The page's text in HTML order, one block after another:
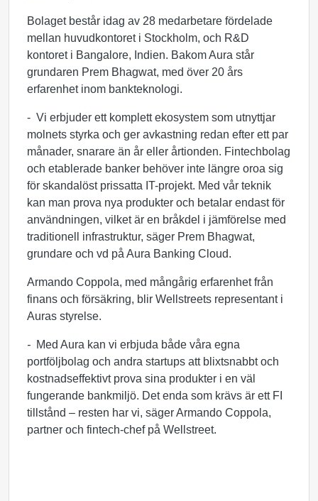
Bolaget består idag av 28 medarbetare fördelade
mellan huvudkontoret i Stockholm, och R&D
kontoret i Bangalore, Indien. Bakom Aura står
grundaren Prem Bhagwat, med över 20 års
erfarenhet inom bankteknologi.
- Vi erbjuder ett komplett ekosystem som utnyttjar
molnets styrka och ger avkastning redan efter ett par
månader, snarare än år eller årtionden. Fintechbolag
och etablerade banker behöver inte längre oroa sig
för skandalöst prissatta IT-projekt. Med vår teknik
kan man prova nya produkter och betalar endast för
användningen, vilket är en bråkdel i jämförelse med
traditionell infrastruktur, säger Prem Bhagwat,
grundare och vd på Aura Banking Cloud.
Armando Coppola, med mångårig erfarenhet från
finans och försäkring, blir Wellstreets representant i
Auras styrelse.
- Med Aura kan vi erbjuda både våra egna
portföljbolag och andra startups att blixtsnabbt och
kostnadseffektivt prova sina produkter i en väl
fungerande bankmiljö. Det enda som krävs är ett FI
tillstånd – resten har vi, säger Armando Coppola,
partner och fintech-chef på Wellstreet.